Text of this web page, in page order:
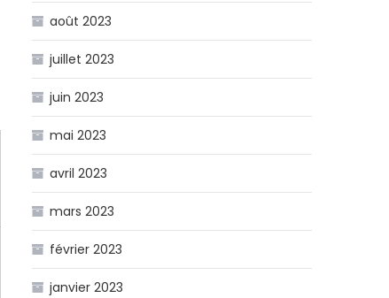
août 2023
juillet 2023
juin 2023
mai 2023
avril 2023
mars 2023
février 2023
janvier 2023